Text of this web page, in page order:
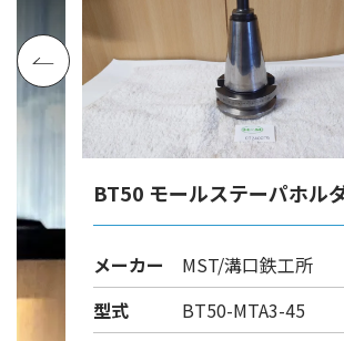
BT50 モールステーパホル
メーカー
MST/溝口鉄工所
型式
BT50-MTA3-45